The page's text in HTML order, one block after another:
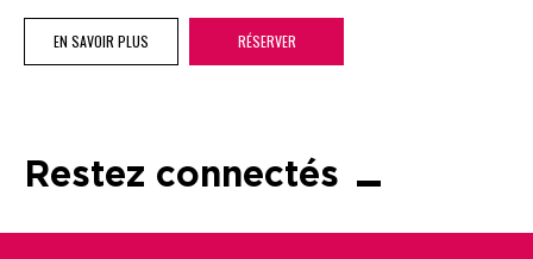
EN SAVOIR PLUS RÉSERVER
Restez connectés